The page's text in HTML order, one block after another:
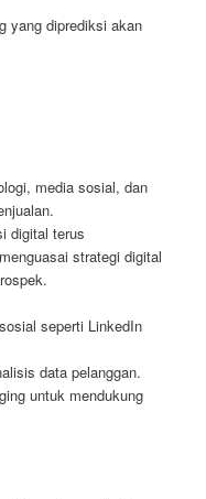
yang diprediksi akan
media sosial, dan
digital terus
strategi digital
seperti LinkedIn
data pelanggan.
untuk mendukung